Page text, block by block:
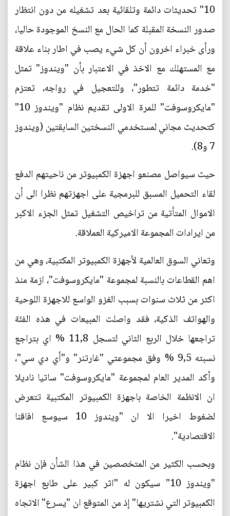
10" تحديثات دائمة وتلقائية بعد تشغيله من دون انتظار
صدور النسخة المقبلة كما الحال مع النسخ الموجودة حاليا،
ورأى خبراء اخرون أن كل شيء يصب في اطار بناء علاقة
مع المستهلك مع الاخذ في الاعتبار بأن "ويندوز" تمثل
"خدمة دائمة تتطور"، وللتعجيل في رواجه، تعتزم
"مايكروسوفت" للمرة الاولى تقديم نظام "ويندوز 10"
كتحديث مجاني لمستخدمي النسختين السابقتين (ويندوز
7 و8).
حيث سيواصل مصنعو اجهزة الكمبيوتر من ناحيتهم الدفع
لقاء التحميل المسبق للبرمجية على اجهزتهم نظرا الى أن
الاموال المتأتية من تراخيص التشغيل تمثل الجزء الاكبر
من ايرادات المجموعة الاميركية العملاقة.
وتعاني السوق العالمية لأجهزة الكمبيوتر المكتبية، وهي من
اهم القطاعات بالنسبة لمجموعة "مايكروسوفت"، ازمة منذ
اكثر من ثلاث سنوات بسبب الغزو الواسع للاجهزة اللوحية
والهواتف الذكية، فقد واصلت المبيعات في هذه الفئة
تراجعها خلال الربع الثاني لتسجل 11,8 % اي بتراجع
نسبته 9,5 % وفق مجموعتي "غارتنر" و"أي دي سي"،
وأكد المدير العام لمجموعة "مايكروسوفت" ساتيا ناديلا
ان الانظمة الخاصة باجهزة الكمبيوتر المكتبية تتعرض
لضغوط اخيرا الا ان "ويندوز 10 سيوسع افاقنا
الاقتصادية".
وبحسب الكثير من المتخصصين في هذا الشأن فإن نظام
"ويندوز 10" سيكون له "اثر كبير على طابع اجهزة
الكمبيوتر التي نشتريها" إذ من المتوقع ان "يسرع" الاتجاه